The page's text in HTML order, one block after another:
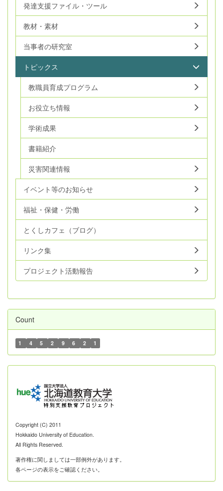
発達支援ファイル・ツール
教材・素材
当事者の研究室
トピックス
教職員育成プログラム
お役立ち情報
学術成果
書籍紹介
災害関連情報
イベント等のお知らせ
福祉・保健・労働
とくしカフェ（ブログ）
リンク集
プロジェクト活動報告
Count
1 4 5 2 9 6 2 1
Copyright (C) 2011
Hokkaido University of Education.
All Rights Reserved.
著作権に関しましては一部例外があります。
各ページの表示をご確認ください。